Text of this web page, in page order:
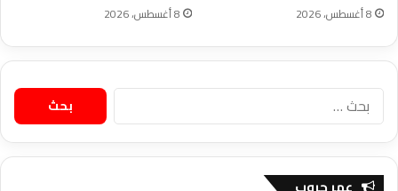
8 أغسطس، 2026 8 أغسطس، 2026
البحث
عن: